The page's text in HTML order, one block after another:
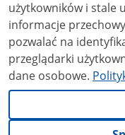
użytkowników i stale
informacje
pozwalać na
przeglądarki
dane osobowe.